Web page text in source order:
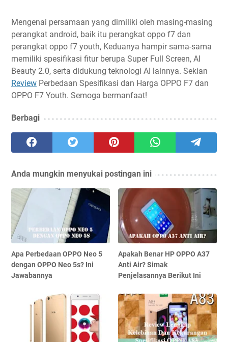
Mengenai persamaan yang dimiliki oleh masing-masing
perangkat android, baik itu perangkat oppo f7 dan
perangkat oppo f7 youth, Keduanya hampir sama-sama
memiliki spesifikasi fitur berupa Super Full Screen, AI
Beauty 2.0, serta didukung teknologi AI lainnya. Sekian
Review Perbedaan Spesifikasi dan Harga OPPO F7 dan
OPPO F7 Youth. Semoga bermanfaat!
Berbagi
Anda mungkin menyukai postingan ini
Apa Perbedaan OPPO Neo 5
dengan OPPO Neo 5s? Ini
Jawabannya
Apakah Benar HP OPPO A37
Anti Air? Simak
Penjelasannya Berikut Ini